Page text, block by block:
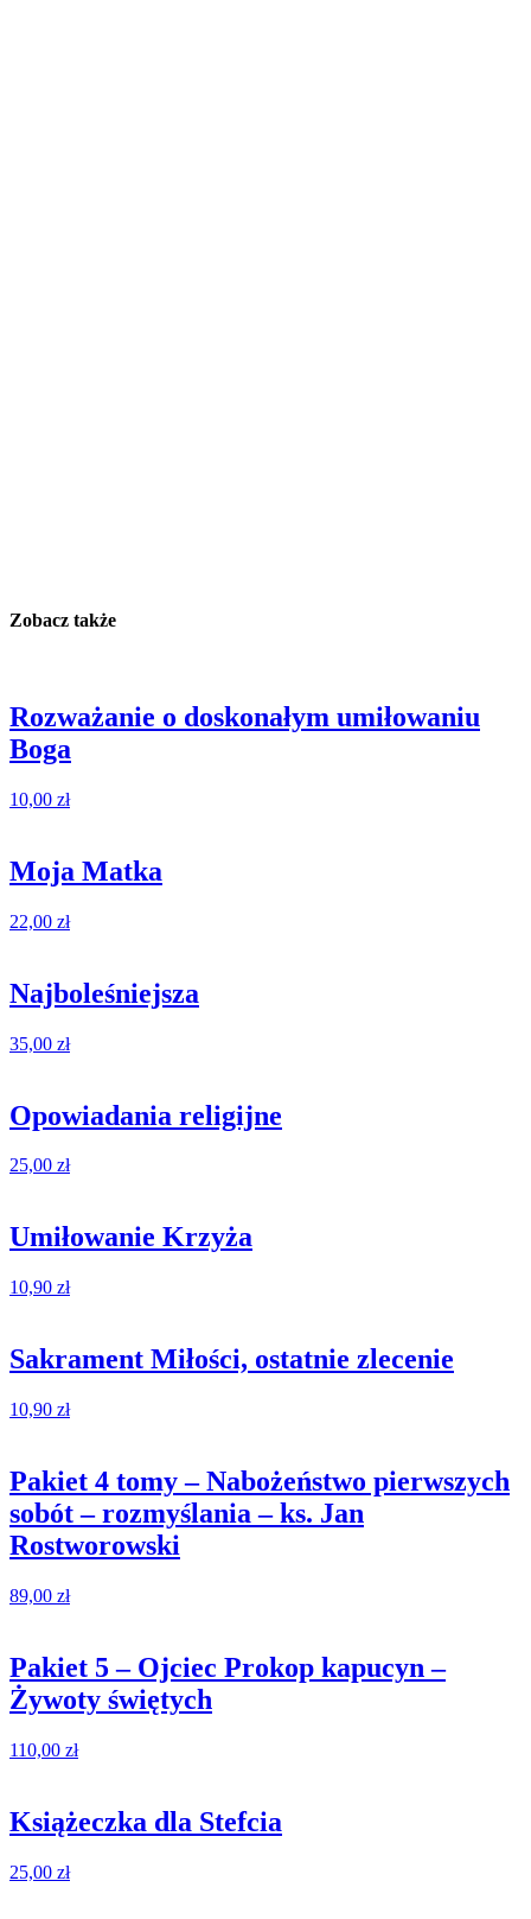
Zobacz także
Rozważanie o doskonałym umiłowaniu
Boga
10,00 zł
Moja Matka
22,00 zł
Najboleśniejsza
35,00 zł
Opowiadania religijne
25,00 zł
Umiłowanie Krzyża
10,90 zł
Sakrament Miłości, ostatnie zlecenie
10,90 zł
Pakiet 4 tomy – Nabożeństwo pierwszych
sobót – rozmyślania – ks. Jan
Rostworowski
89,00 zł
Pakiet 5 – Ojciec Prokop kapucyn –
Żywoty świętych
110,00 zł
Książeczka dla Stefcia
25,00 zł